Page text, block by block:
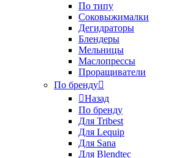
По типу
Соковыжималки
Дегидраторы
Блендеры
Мельницы
Маслопрессы
Проращиватели
По бренду
Назад
По бренду
Для Tribest
Для Lequip
Для Sana
Для Blendtec